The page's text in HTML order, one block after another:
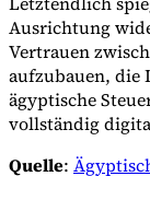
Ausrichtung
Vertrauen
aufzubauen, die
ägyptische
vollständig
Quelle: